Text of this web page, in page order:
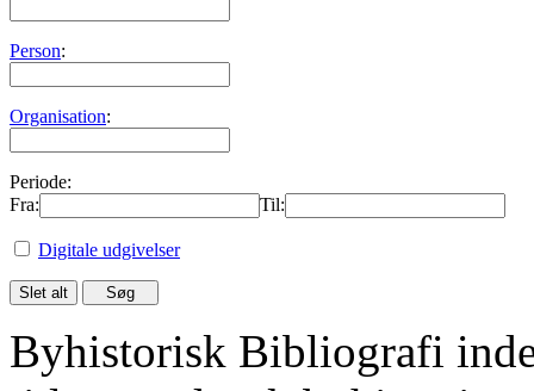
Person:
Organisation:
Periode:
Fra:
Til:
Digitale udgivelser
Byhistorisk Bibliografi